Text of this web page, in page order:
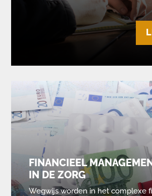
FINANCIEEL
IN DE ZORG
Wegwijs worden in het complexe